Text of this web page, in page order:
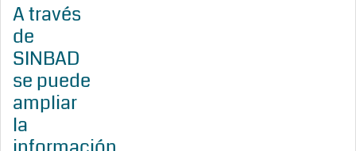
A través
de
SINBAD
se puede
ampliar
la